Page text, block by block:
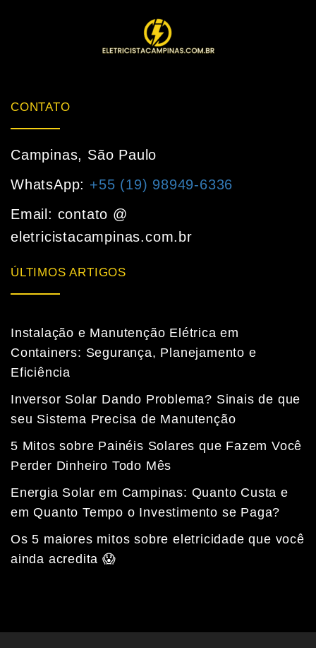
CONTATO
Campinas, São Paulo
WhatsApp: +55 (19) 98949-6336
Email: contato @
eletricistacampinas.com.br
ÚLTIMOS ARTIGOS
Instalação e Manutenção Elétrica em
Containers: Segurança, Planejamento e
Eficiência
Inversor Solar Dando Problema? Sinais de que
seu Sistema Precisa de Manutenção
5 Mitos sobre Painéis Solares que Fazem Você
Perder Dinheiro Todo Mês
Energia Solar em Campinas: Quanto Custa e
em Quanto Tempo o Investimento se Paga?
Os 5 maiores mitos sobre eletricidade que você
ainda acredita 😱
Fale com a nossa equipe
Tempo médio de resposta: 15 minutos